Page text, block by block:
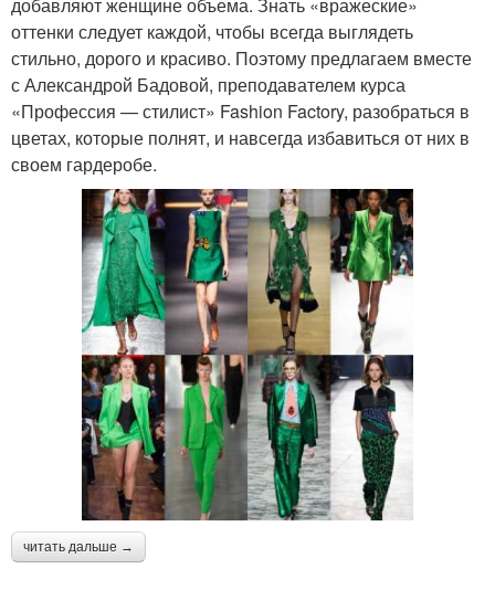
добавляют женщине объема. Знать «вражеские»
оттенки следует каждой, чтобы всегда выглядеть
стильно, дорого и красиво. Поэтому предлагаем вместе
с Александрой Бадовой, преподавателем курса
«Профессия — стилист» Fashion Factory, разобраться в
цветах, которые полнят, и навсегда избавиться от них в
своем гардеробе.
читать дальше →